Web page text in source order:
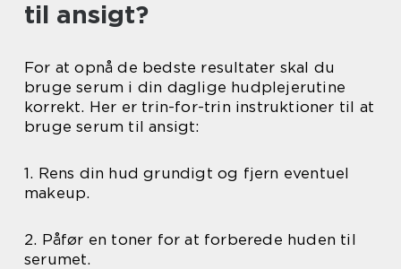
til ansigt?
For at opnå de bedste resultater skal du
bruge serum i din daglige hudplejerutine
korrekt. Her er trin-for-trin instruktioner til at
bruge serum til ansigt:
1. Rens din hud grundigt og fjern eventuel
makeup.
2. Påfør en toner for at forberede huden til
serumet.